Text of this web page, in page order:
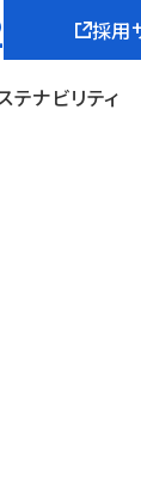
採用
テナビリティ